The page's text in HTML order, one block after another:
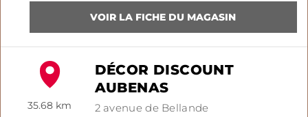
35.68 km
DÉCOR DISCOUNT
AUBENAS
2 avenue de Bellande